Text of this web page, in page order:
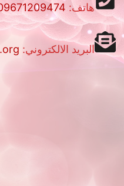
هاتف:
البريد الالكتروني: